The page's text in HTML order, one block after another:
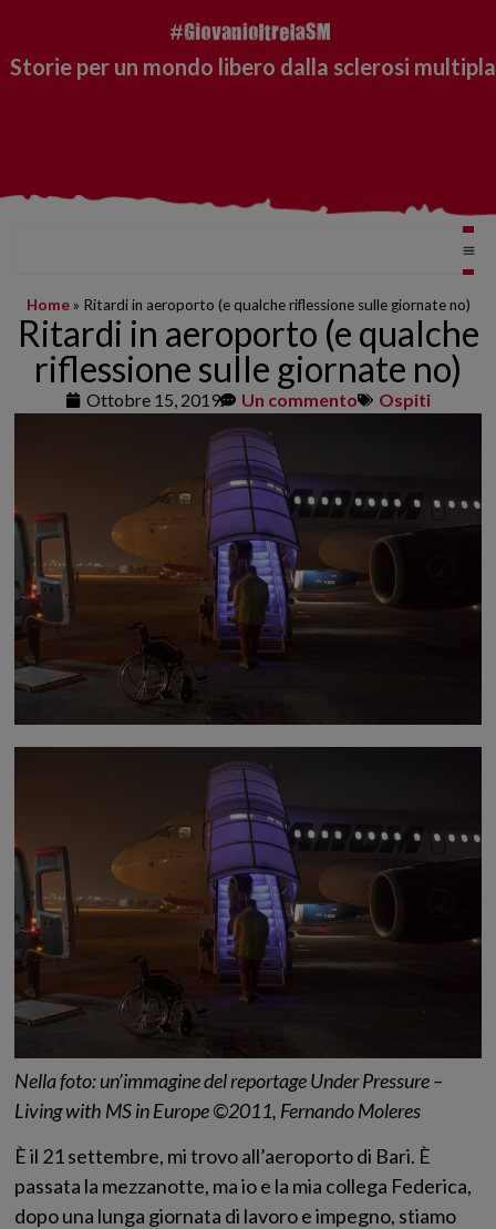
Storie per un mondo libero dalla sclerosi multipla
Home» Ritardi in aeroporto (e qualche riflessione sulle giornate no)
Ritardi in aeroporto (e qualche
riflessione sulle giornate no)
Ottobre 15, 2019 Un commento Ospiti
Nella foto: un’immagine del reportage Under Pressure –
Living with MS in Europe ©2011, Fernando Moleres
È il 21 settembre, mi trovo all’aeroporto di Bari. È
passata la mezzanotte, ma io e la mia collega Federica,
dopo una lunga giornata di lavoro e impegno, stiamo